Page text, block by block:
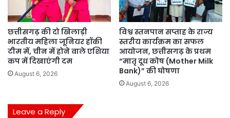
छत्तीसगढ़ की दो खिलाड़ी
भारतीय महिला जूनियर हॉकी
टीम में, चीन में होने वाले एशिया
कप में दिखाएंगी दम
August 6, 2026
विश्व स्तनपान सप्ताह के राज्य
स्तरीय कार्यक्रम का सफल
आयोजन, छत्तीसगढ़ के प्रथम
“मातृ दूध कोष (Mother Milk
Bank)” की घोषणा
August 6, 2026
Leave a Reply